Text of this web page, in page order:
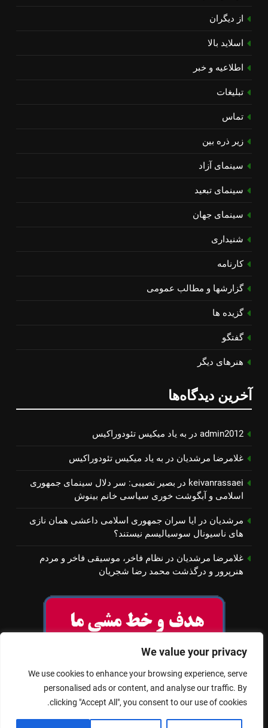
We value your privacy
We use cookies to enhance your browsing experience, serve
personalised ads or content, and analyse our traffic. By
clicking "Accept All", you consent to our use of cookies.
از دیگران
اسلاید بالا
اطلاعیه و خبر
تبلیغات
تماس
زیر ذره بین
سینمای آزاد
سینمای تبعید
سینمای جهان
شنیداری
کارنامه
گزارشها و مطالب عمومی
گزیده ها
گفتگو
هنرهای دیگر
آخرین دیدگاه‌ها
admin2012 در به یاد میكیس تئودوراكیس
غلامرضا مرشدیان در به یاد میكیس تئودوراكیس
keivanrassaei در بصیر نصیبی: سر دلال سینمای جمهوری
اسلامی و آبگوشت خوری سیاسی خانم بینوش
مرشدیان در ایا سران جمهوری اسلامی داعشی همان نازی
های ناسیونال سوسیالیسم نیستند؟
غلامرضا مرشدیان در نظام فاخر، موسیقی فاخر و مردم
هنرپرور و درگذشت محمد رضا شجریان